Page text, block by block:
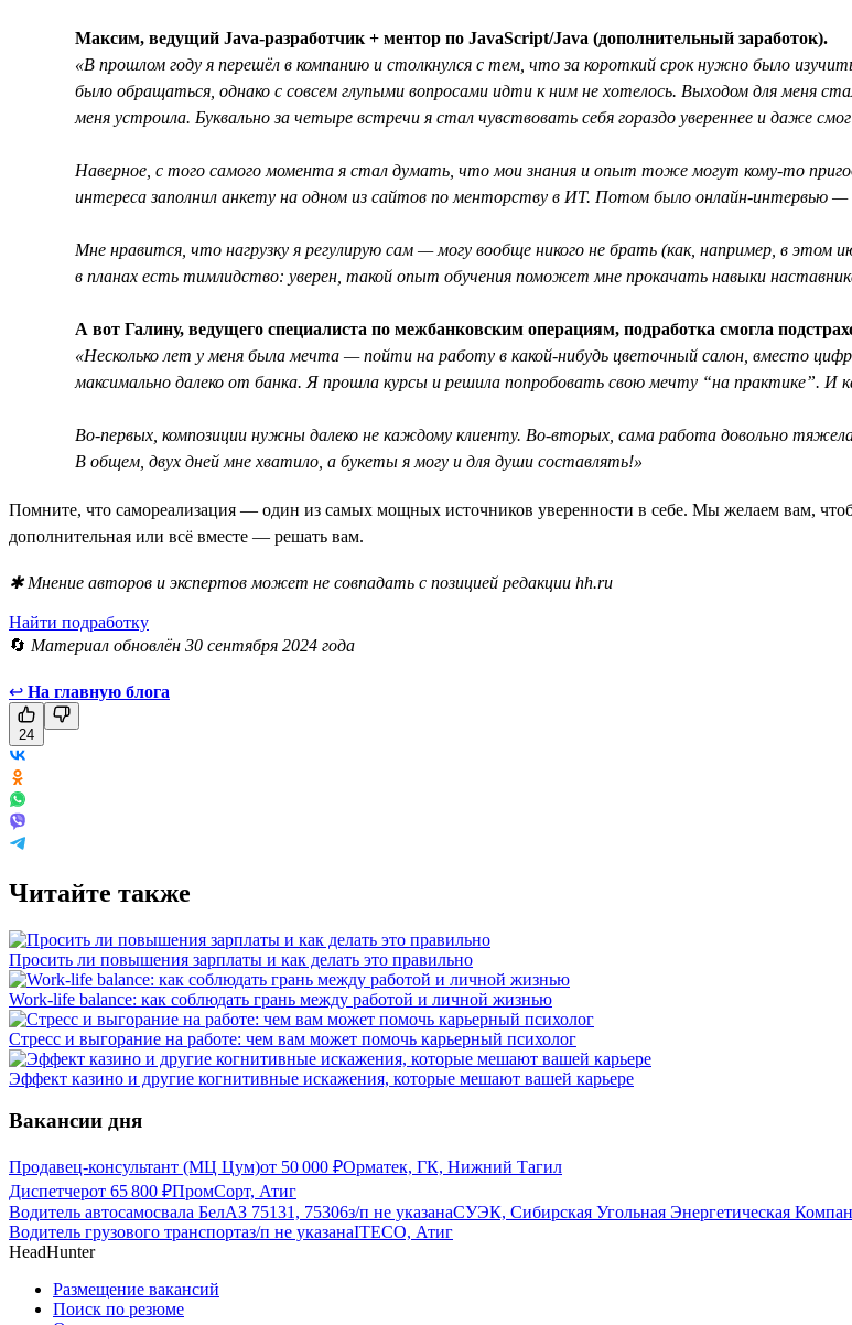
Максим, ведущий Java-разработчик + ментор по JavaScript/Java (дополнительный заработок).
«В прошлом году я перешёл в компанию и столкнулся с тем, что за короткий срок нужно было
было обращаться, однако с совсем глупыми вопросами идти к ним не хотелось. Выходом для меня
меня устроила. Буквально за четыре встречи я стал чувствовать себя гораздо увереннее и даже
Наверное, с того самого момента я стал думать, что мои знания и опыт тоже могут кому-то
интереса заполнил анкету на одном из сайтов по менторству в ИТ. Потом было онлайн-интервью
Мне нравится, что нагрузку я регулирую сам — могу вообще никого не брать (как, например, в
в планах есть тимлидство: уверен, такой опыт обучения поможет мне прокачать навыки
А вот Галину, ведущего специалиста по межбанковским операциям, подработка смогла
«Несколько лет у меня была мечта — пойти на работу в какой-нибудь цветочный салон, вместо
максимально далеко от банка. Я прошла курсы и решила попробовать свою мечту “на практике”. И
Во-первых, композиции нужны далеко не каждому клиенту. Во-вторых, сама работа довольно
В общем, двух дней мне хватило, а букеты я могу и для души составлять!»
Помните, что самореализация — один из самых мощных источников уверенности в себе. Мы желаем вам,
дополнительная или всё вместе — решать вам.
✱ Мнение авторов и экспертов может не совпадать с позицией редакции hh.ru
Найти подработку
🔄 Материал обновлён 30 сентября 2024 года
↩ На главную блога
24
Читайте также
Просить ли повышения зарплаты и как делать это правильно
Work-life balance: как соблюдать грань между работой и личной жизнью
Стресс и выгорание на работе: чем вам может помочь карьерный психолог
Эффект казино и другие когнитивные искажения, которые мешают вашей карьере
Вакансии дня
Продавец-консультант (МЦ Цум)от 50 000 ₽Орматек, ГК, Нижний Тагил
Диспетчерот 65 800 ₽ПромCорт, Атиг
Водитель автосамосвала БелАЗ 75131, 75306з/п не указанаСУЭК, Сибирская Угольная Энергетическая
Водитель грузового транспортаз/п не указанаITECO, Атиг
HeadHunter
Размещение вакансий
Поиск по резюме